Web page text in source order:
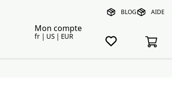
BLOG AIDE
Mon compte
fr | US | EUR